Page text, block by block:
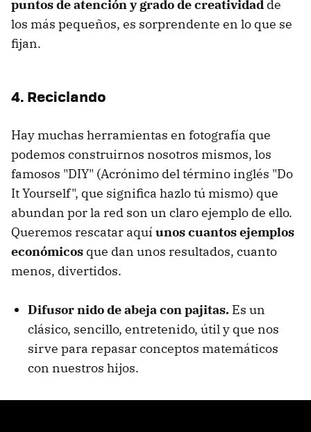
puntos de atención y grado de creatividad de
los más pequeños, es sorprendente en lo que se
fijan.
4. Reciclando
Hay muchas herramientas en fotografía que
podemos construirnos nosotros mismos, los
famosos "DIY" (Acrónimo del término inglés "Do
It Yourself", que significa hazlo tú mismo) que
abundan por la red son un claro ejemplo de ello.
Queremos rescatar aquí unos cuantos ejemplos
económicos que dan unos resultados, cuanto
menos, divertidos.
Difusor nido de abeja con pajitas. Es un
clásico, sencillo, entretenido, útil y que nos
sirve para repasar conceptos matemáticos
con nuestros hijos.